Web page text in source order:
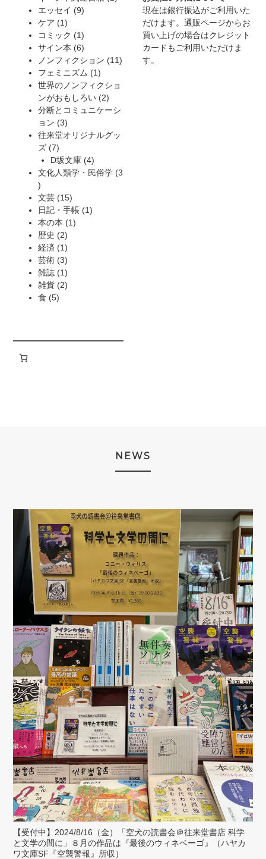
品
エッセイ 99
の
商
品
ケア 11
個
の
商
品
コミック 11
個
の
商
品
サイン本 66
個
の
商
品
ノンフィクション 1111
の
品
フェミニズム 11
個
の
商
世界のノンフィクショ
ンがおもしろい 22
個
商
分断とコミュニケーシ
ョン
33
個
商
品
往来堂オリジナルグッ
ズ 77
個
の
品
D坂文庫 44
個
品
文化人類学・民俗学 3
3
個
の
商
品
文芸 1515
個
の
日記・手帳 11
本の本 11
歴史 22
個
の
商
品
経済 11
個
の
商
芸術 33
個
の
雑誌 11
個
雑貨 22
食 55
現在は銀行振込がご利用いた
だけます。通販ページからお
買い上げの場合はクレジット
カードもご利用いただけま
す。
NEWS
【受付中】2024/8/16（金）「空犬の読書会＠往来堂書店 科学
と文学の間に」８月の作品は『最後のウィネベーゴ』（ハヤカ
ワ文庫SF『空襲警報』所収）